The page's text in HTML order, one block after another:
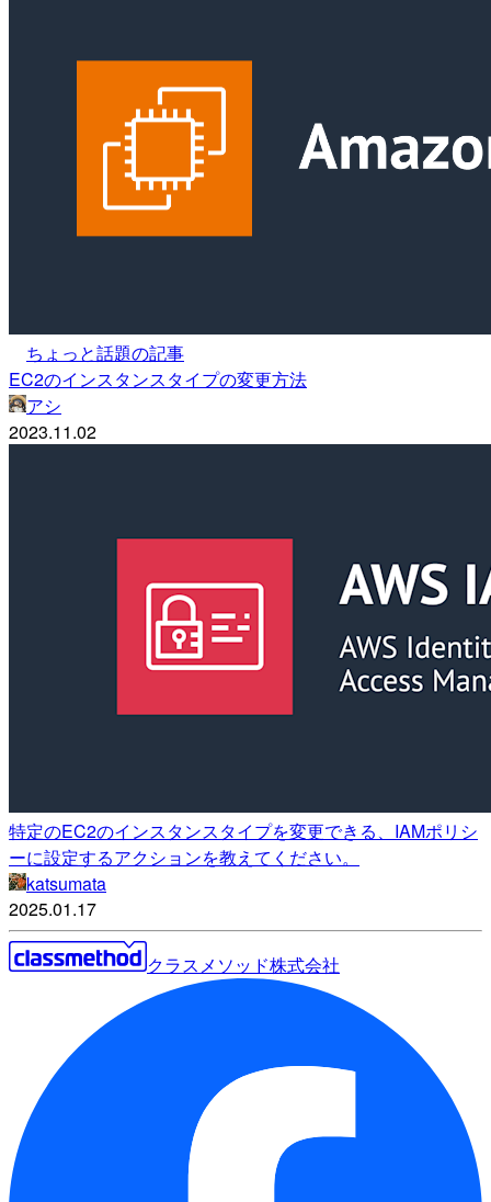
ちょっと話題の記事
EC2のインスタンスタイプの変更方法
アシ
2023.11.02
特定のEC2のインスタンスタイプを変更できる、IAMポリシ
ーに設定するアクションを教えてください。
katsumata
2025.01.17
クラスメソッド株式会社